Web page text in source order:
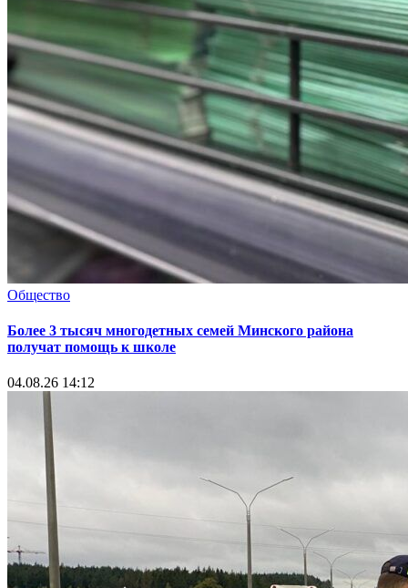
Общество
Более 3 тысяч многодетных семей Минского района
получат помощь к школе
04.08.26 14:12